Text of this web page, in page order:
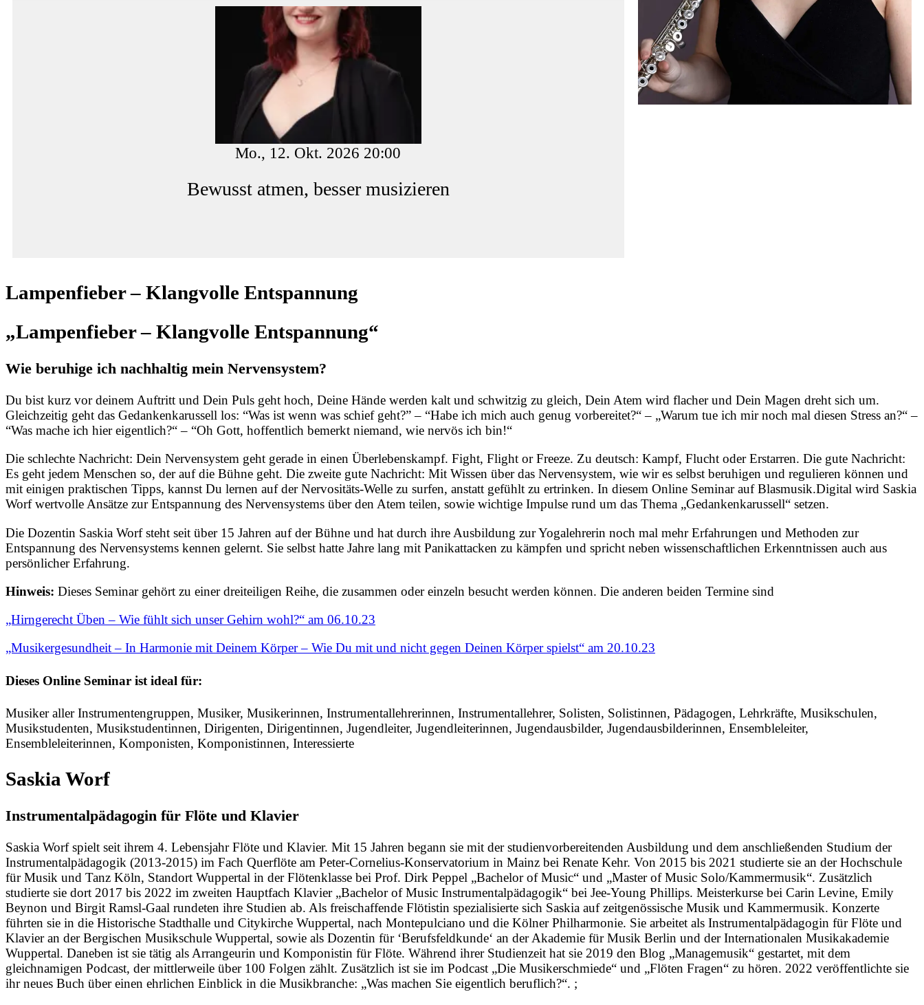
Mo., 12. Okt. 2026 20:00
Bewusst atmen, besser musizieren
Lampenfieber – Klangvolle Entspannung
„Lampenfieber – Klangvolle Entspannung“
Wie beruhige ich nachhaltig mein Nervensystem?
Du bist kurz vor deinem Auftritt und Dein Puls geht hoch, Deine Hände werden kalt und schwitzig zu gleich, Dein Atem wird flacher und Dein Magen dreht sich um.
Gleichzeitig geht das Gedankenkarussell los: “Was ist wenn was schief geht?” – “Habe ich mich auch genug vorbereitet?“ – „Warum tue ich mir noch mal diesen Stress an?“ –
“Was mache ich hier eigentlich?“ – “Oh Gott, hoffentlich bemerkt niemand, wie nervös ich bin!“
Die schlechte Nachricht: Dein Nervensystem geht gerade in einen Überlebenskampf. Fight, Flight or Freeze. Zu deutsch: Kampf, Flucht oder Erstarren. Die gute Nachricht:
Es geht jedem Menschen so, der auf die Bühne geht. Die zweite gute Nachricht: Mit Wissen über das Nervensystem, wie wir es selbst beruhigen und regulieren können und
mit einigen praktischen Tipps, kannst Du lernen auf der Nervositäts-Welle zu surfen, anstatt gefühlt zu ertrinken. In diesem Online Seminar auf Blasmusik.Digital wird Saskia
Worf wertvolle Ansätze zur Entspannung des Nervensystems über den Atem teilen, sowie wichtige Impulse rund um das Thema „Gedankenkarussell“ setzen.
Die Dozentin Saskia Worf steht seit über 15 Jahren auf der Bühne und hat durch ihre Ausbildung zur Yogalehrerin noch mal mehr Erfahrungen und Methoden zur
Entspannung des Nervensystems kennen gelernt. Sie selbst hatte Jahre lang mit Panikattacken zu kämpfen und spricht neben wissenschaftlichen Erkenntnissen auch aus
persönlicher Erfahrung.
Hinweis: Dieses Seminar gehört zu einer dreiteiligen Reihe, die zusammen oder einzeln besucht werden können. Die anderen beiden Termine sind
„Hirngerecht Üben – Wie fühlt sich unser Gehirn wohl?“ am 06.10.23
„Musikergesundheit – In Harmonie mit Deinem Körper – Wie Du mit und nicht gegen Deinen Körper spielst“ am 20.10.23
Dieses Online Seminar ist ideal für:
Musiker aller Instrumentengruppen, Musiker, Musikerinnen, Instrumentallehrerinnen, Instrumentallehrer, Solisten, Solistinnen, Pädagogen, Lehrkräfte, Musikschulen,
Musikstudenten, Musikstudentinnen, Dirigenten, Dirigentinnen, Jugendleiter, Jugendleiterinnen, Jugendausbilder, Jugendausbilderinnen, Ensembleleiter,
Ensembleleiterinnen, Komponisten, Komponistinnen, Interessierte
Saskia Worf
Instrumentalpädagogin für Flöte und Klavier
Saskia Worf spielt seit ihrem 4. Lebensjahr Flöte und Klavier. Mit 15 Jahren begann sie mit der studienvorbereitenden Ausbildung und dem anschließenden Studium der
Instrumentalpädagogik (2013-2015) im Fach Querflöte am Peter-Cornelius-Konservatorium in Mainz bei Renate Kehr. Von 2015 bis 2021 studierte sie an der Hochschule
für Musik und Tanz Köln, Standort Wuppertal in der Flötenklasse bei Prof. Dirk Peppel „Bachelor of Music“ und „Master of Music Solo/Kammermusik“. Zusätzlich
studierte sie dort 2017 bis 2022 im zweiten Hauptfach Klavier „Bachelor of Music Instrumentalpädagogik“ bei Jee-Young Phillips. Meisterkurse bei Carin Levine, Emily
Beynon und Birgit Ramsl-Gaal rundeten ihre Studien ab. Als freischaffende Flötistin spezialisierte sich Saskia auf zeitgenössische Musik und Kammermusik. Konzerte
führten sie in die Historische Stadthalle und Citykirche Wuppertal, nach Montepulciano und die Kölner Philharmonie. Sie arbeitet als Instrumentalpädagogin für Flöte und
Klavier an der Bergischen Musikschule Wuppertal, sowie als Dozentin für ‘Berufsfeldkunde‘ an der Akademie für Musik Berlin und der Internationalen Musikakademie
Wuppertal. Daneben ist sie tätig als Arrangeurin und Komponistin für Flöte. Während ihrer Studienzeit hat sie 2019 den Blog „Managemusik“ gestartet, mit dem
gleichnamigen Podcast, der mittlerweile über 100 Folgen zählt. Zusätzlich ist sie im Podcast „Die Musikerschmiede“ und „Flöten Fragen“ zu hören. 2022 veröffentlichte sie
ihr neues Buch über einen ehrlichen Einblick in die Musikbranche: „Was machen Sie eigentlich beruflich?“. ;